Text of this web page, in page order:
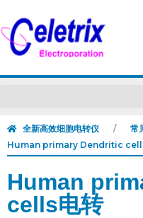
全新高效细胞电转仪
常
Human primary Dendritic
Human
cells电转